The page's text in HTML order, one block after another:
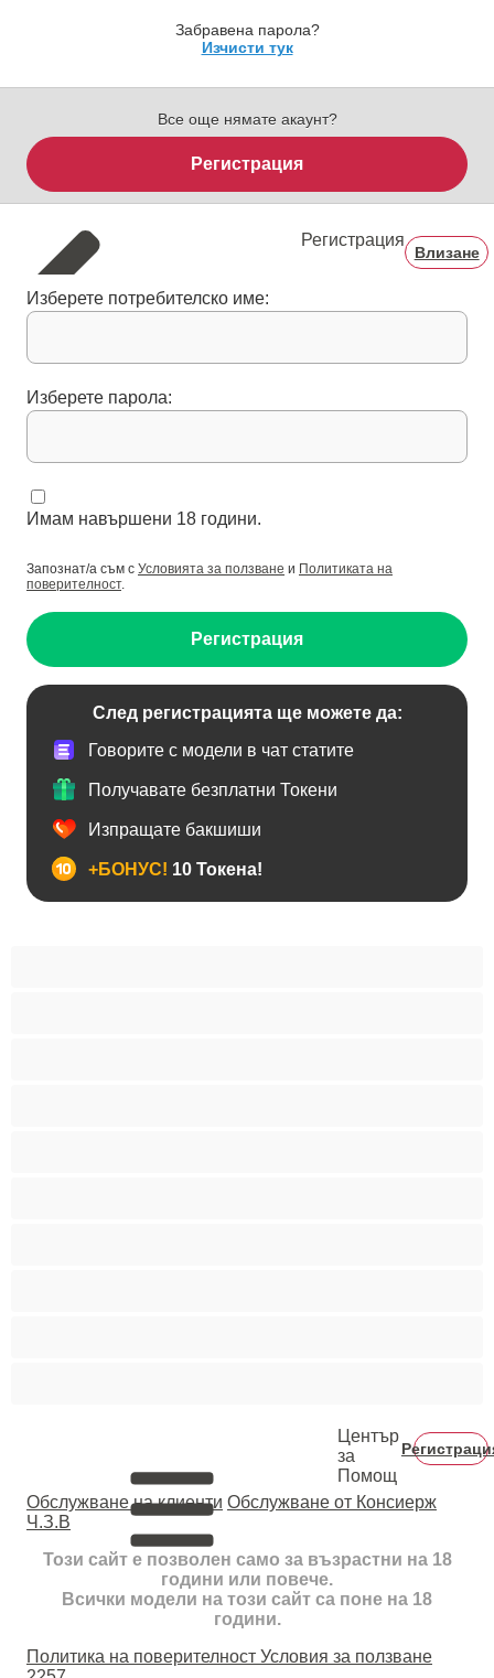
Забравена парола?
Изчисти тук
Все още нямате акаунт?
Регистрация
Регистрация
Влизане
Изберете потребителско име:
Изберете парола:
Имам навършени 18 години.
Запознат/а съм с Условията за ползване и Политиката на
поверителност.
Регистрация
След регистрацията ще можете да:
Говорите с модели в чат статите
Получавате безплатни Токени
Изпращате бакшиши
+БОНУС! 10 Токена!
Център
за
Помощ
Oбслужване на клиенти Обслужване от Консиерж
Ч.З.В
Този сайт е позволен само за възрастни на 18
години или повече.
Всички модели на този сайт са поне на 18
години.
Политика на поверителност Условия за ползване